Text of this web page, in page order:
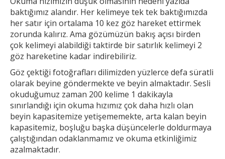
baktığımız alandır. Her kelimeye tek tek baktığımızda
her satır için ortalama 10 kez göz hareket ettirmek
zorunda kalırız. Ama gözümüzün bakış açısı birden
çok kelimeyi alabildiği taktirde birsatırlık kelimeyi 2
göz hareketine kadar indirebiliriz.
Göz çektiği fotoğrafları dilimizden yüzlerce defa süratli
olarak beyine göndermekte ve beyin almaktadır. Sesli
okuduğumuz zaman 200 kelime 1 dakikayla
sınırlandığı için okuma hızımız çok daha hızlı olan
beyin kapasitemize yetişememekte, arta kalan beyin
kapasitemiz, boşluğu başka düşüncelerle doldurmaya
çalıştığından odaklanmamız ve okuma etkinliğimiz
azalmaktadır.